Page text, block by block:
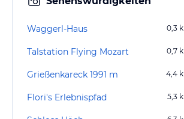
Waggerl-Haus 0,3
Talstation Flying Mozart 0,7
Grießenkareck 1991 m 4,4
Flori's Erlebnispfad 5,3